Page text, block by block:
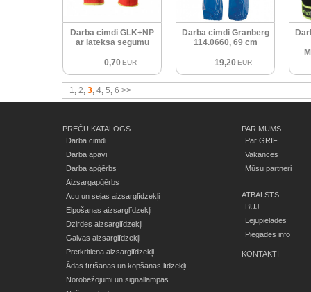
Darba cimdi GLK+NP
ar lateksa segumu
0,70 EUR
Darba cimdi Granberg
114.0660, 69 cm
19,20 EUR
1 2 3 4 5 6 >>
PREČU KATALOGS
Darba cimdi
Darba apavi
Darba apģērbs
Aizsargapģērbs
Acu un sejas aizsarglīdzekļi
Elpošanas aizsarglīdzekļi
Dzirdes aizsarglīdzekļi
Galvas aizsarglīdzekļi
Pretkritiena aizsarglīdzekļi
Ādas tīrīšanas un kopšanas līdzekļi
Norobežojumi un signāllampas
PAR MUMS
Par GRIF
Vakances
Mūsu partneri
ATBALSTS
BUJ
Lejupielādes
Piegādes info
KONTAKTI